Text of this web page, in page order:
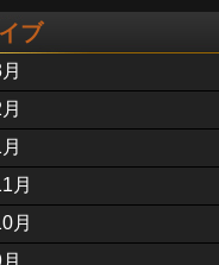
ブ
月
月